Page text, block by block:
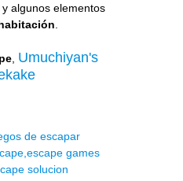
algunos elementos
.
, Umuchiyan's
de escapar
escape games
solucion